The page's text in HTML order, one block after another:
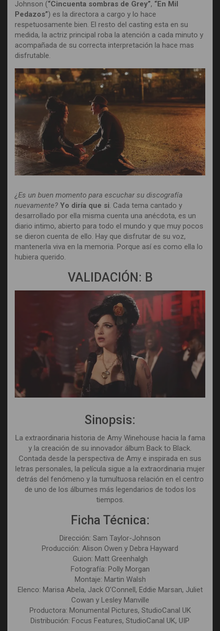
Johnson (“Cincuenta sombras de Grey”, “En Mil
Pedazos”) es la directora a cargo y lo hace
respetuosamente bien. El resto del casting esta en su
medida, la actriz principal roba la atención a cada minuto y
acompañada de su correcta interpretación la hace mas
disfrutable.
¿Es un buen momento para escuchar su discografía
nuevamente? Yo diría que si. Cada tema cantado y
desarrollado por ella misma cuenta una anécdota, es un
diario intimo, abierto para todo el mundo y que muy pocos
se dieron cuenta de ello. Hay que disfrutar de su voz,
mantenerla viva en la memoria. Porque así es como ella lo
hubiera querido.
VALIDACIÓN: B
Sinopsis:
La extraordinaria historia de Amy Winehouse hacia la fama
y la creación de su innovador álbum Back to Black.
Contada desde la perspectiva de Amy e inspirada en sus
letras personales, la película sigue a la extraordinaria mujer
detrás del fenómeno y la tumultuosa relación en el centro
de uno de los álbumes más legendarios de todos los
tiempos.
Ficha Técnica:
Dirección: Sam Taylor-Johnson
Producción: Alison Owen y Debra Hayward
Guion: Matt Greenhalgh
Fotografía: Polly Morgan
Montaje: Martin Walsh
Elenco: Marisa Abela, Jack O’Connell, Eddie Marsan, Juliet
Cowan y Lesley Manville
Productora: Monumental Pictures, StudioCanal UK
Distribución: Focus Features, StudioCanal UK, UIP